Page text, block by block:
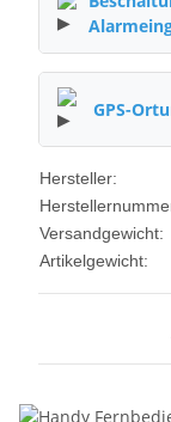
GPS-
Hersteller:
Versandgewicht:
Artikelgewicht: